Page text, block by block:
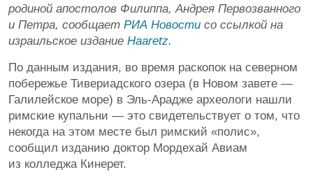
родиной апостолов Филиппа, Андрея Первозванного
и Петра, сообщает РИА Новости со ссылкой на
израильское издание Haaretz.
По данным издания, во время раскопок на северном
побережье Тивериадского озера (в Новом завете —
Галилейское море) в Эль-Арадже археологи нашли
римские купальни — это свидетельствует о том, что
некогда на этом месте был римский «полис»,
сообщил изданию доктор Мордехай Авиам
из колледжа Кинерет.